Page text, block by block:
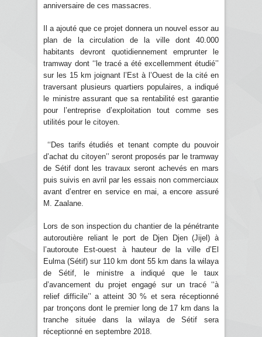
anniversaire de ces massacres.
Il a ajouté que ce projet donnera un nouvel essor au
plan de la circulation de la ville dont 40.000
habitants devront quotidiennement emprunter le
tramway dont ‘‘le tracé a été excellemment étudié’’
sur les 15 km joignant l’Est à l’Ouest de la cité en
traversant plusieurs quartiers populaires, a indiqué
le ministre assurant que sa rentabilité est garantie
pour l’entreprise d’exploitation tout comme ses
utilités pour le citoyen.
‘‘Des tarifs étudiés et tenant compte du pouvoir
d’achat du citoyen’’ seront proposés par le tramway
de Sétif dont les travaux seront achevés en mars
puis suivis en avril par les essais non commerciaux
avant d’entrer en service en mai, a encore assuré
M. Zaalane.
Lors de son inspection du chantier de la pénétrante
autoroutière reliant le port de Djen Djen (Jijel) à
l’autoroute Est-ouest à hauteur de la ville d’El
Eulma (Sétif) sur 110 km dont 55 km dans la wilaya
de Sétif, le ministre a indiqué que le taux
d’avancement du projet engagé sur un tracé ‘‘à
relief difficile’’ a atteint 30 % et sera réceptionné
par tronçons dont le premier long de 17 km dans la
tranche située dans la wilaya de Sétif sera
réceptionné en septembre 2018.